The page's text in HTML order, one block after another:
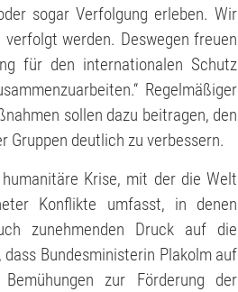
sogar Verfolgung erleben. Wir
werden. Deswegen freuen
für den internationalen Schutz
Regelmäßiger
sollen dazu beitragen, den
Gruppen deutlich zu verbessern.
Krise, mit der die Welt
Konflikte umfasst, in denen
zunehmenden Druck auf die
Bundesministerin Plakolm auf
zur Förderung der